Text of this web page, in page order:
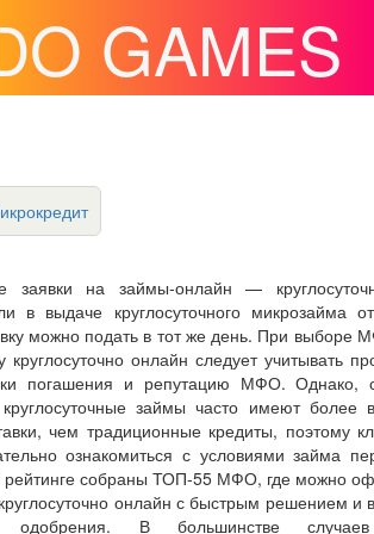
GAMES
заявки на займы-онлайн —
в выдаче круглосуточного микрозайма
можно подать в тот же день. При выборе
круглосуточно онлайн следует учитывать
погашения и репутацию МФО. Однако,
займы часто имеют более
чем традиционные кредиты, поэтому
ознакомиться с условиями займа
рейтинге собраны ТОП-55 МФО, где можно
онлайн с быстрым решением и
одобрения. В большинстве